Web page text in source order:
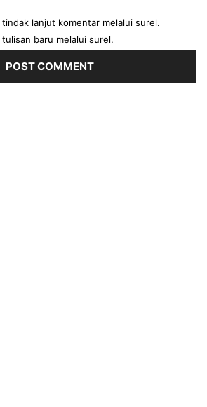
tindak lanjut komentar melalui surel.
baru melalui surel.